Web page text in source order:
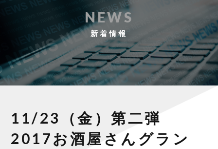
NEWS
新着情報
11/23（金）第二弾
2017お酒屋さんグラン